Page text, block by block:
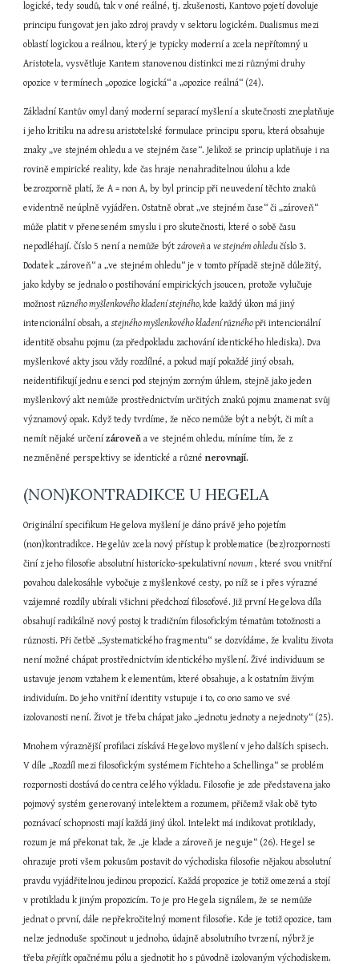
logické, tedy soudů, tak v oné reálné, tj. zkušenosti, Kantovo pojetí dovoluje
principu fungovat jen jako zdroj pravdy v sektoru logickém. Dualismus mezi
oblastí logickou a reálnou, který je typicky moderní a zcela nepřítomný u
Aristotela, vysvětluje Kantem stanovenou distinkci mezi různými druhy
opozice v termínech „opozice logická“ a „opozice reálná“ (24).
Základní Kantův omyl daný moderní separací myšlení a skutečnosti zneplatňuje
i jeho kritiku na adresu aristotelské formulace principu sporu, která obsahuje
znaky „ve stejném ohledu a ve stejném čase“. Jelikož se princip uplatňuje i na
rovině empirické reality, kde čas hraje nenahraditelnou úlohu a kde
bezrozporně platí, že A = non A, by byl princip při neuvedení těchto znaků
evidentně neúplně vyjádřen. Ostatně obrat „ve stejném čase“ či „zároveň“
může platit v přeneseném smyslu i pro skutečnosti, které o sobě času
nepodléhají. Číslo 5 není a nemůže být zároveň a ve stejném ohledu číslo 3.
Dodatek „zároveň“ a „ve stejném ohledu“ je v tomto případě stejně důležitý,
jako kdyby se jednalo o postihování empirických jsoucen, protože vylučuje
možnost různého myšlenkového kladení stejného, kde každý úkon má jiný
intencionální obsah, a stejného myšlenkového kladení různého při intencionální
identitě obsahu pojmu (za předpokladu zachování identického hlediska). Dva
myšlenkové akty jsou vždy rozdílné, a pokud mají pokaždé jiný obsah,
neidentifikují jednu esenci pod stejným zorným úhlem, stejně jako jeden
myšlenkový akt nemůže prostřednictvím určitých znaků pojmu znamenat svůj
významový opak. Když tedy tvrdíme, že něco nemůže být a nebýt, či mít a
nemít nějaké určení zároveň a ve stejném ohledu, míníme tím, že z
nezměněné perspektivy se identické a různé nerovnají.
(NON)KONTRADIKCE U HEGELA
Originální specifikum Hegelova myšlení je dáno právě jeho pojetím
(non)kontradikce. Hegelův zcela nový přístup k problematice (bez)rozpornosti
činí z jeho filosofie absolutní historicko-spekulativní novum , které svou vnitřní
povahou dalekosáhle vybočuje z myšlenkové cesty, po níž se i přes výrazné
vzájemné rozdíly ubírali všichni předchozí filosofové. Již první Hegelova díla
obsahují radikálně nový postoj k tradičním filosofickým tématům totožnosti a
různosti. Při četbě „Systematického fragmentu“ se dozvídáme, že kvalitu života
není možné chápat prostřednictvím identického myšlení. Živé individuum se
ustavuje jenom vztahem k elementům, které obsahuje, a k ostatním živým
individuím. Do jeho vnitřní identity vstupuje i to, co ono samo ve své
izolovanosti není. Život je třeba chápat jako „jednotu jednoty a nejednoty“ (25).
Mnohem výraznější profilaci získává Hegelovo myšlení v jeho dalších spisech.
V díle „Rozdíl mezi filosofickým systémem Fichteho a Schellinga“ se problém
rozpornosti dostává do centra celého výkladu. Filosofie je zde představena jako
pojmový systém generovaný intelektem a rozumem, přičemž však obě tyto
poznávací schopnosti mají každá jiný úkol. Intelekt má indikovat protiklady,
rozum je má překonat tak, že „je klade a zároveň je neguje“ (26). Hegel se
ohrazuje proti všem pokusům postavit do východiska filosofie nějakou absolutní
pravdu vyjádřitelnou jedinou propozicí. Každá propozice je totiž omezená a stojí
v protikladu k jiným propozicím. To je pro Hegela signálem, že se nemůže
jednat o první, dále nepřekročitelný moment filosofie. Kde je totiž opozice, tam
nelze jednoduše spočinout u jednoho, údajně absolutního tvrzení, nýbrž je
třeba přejítk opačnému pólu a sjednotit ho s původně izolovaným východiskem.